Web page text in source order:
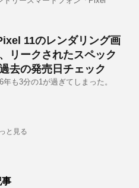
11のレンダリング画
リークされたスペック
去の発売日チェック
年も3分の1が過ぎてしまった。
と見る
事